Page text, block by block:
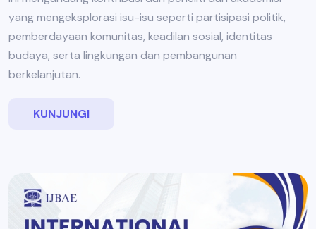
yang mengeksplorasi isu-isu seperti partisipasi politik,
pemberdayaan komunitas, keadilan sosial, identitas
budaya, serta lingkungan dan pembangunan
berkelanjutan.
KUNJUNGI